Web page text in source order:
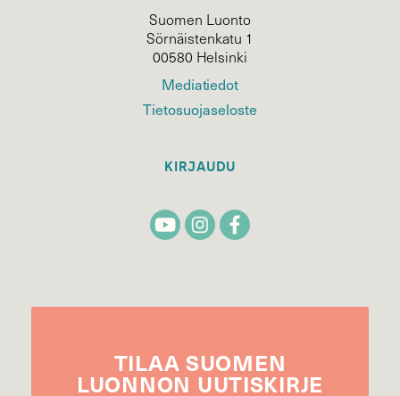
Suomen Luonto
Sörnäistenkatu 1
00580 Helsinki
Mediatiedot
Tietosuojaseloste
KIRJAUDU
TILAA SUOMEN
LUONNON UUTIS­KIRJE